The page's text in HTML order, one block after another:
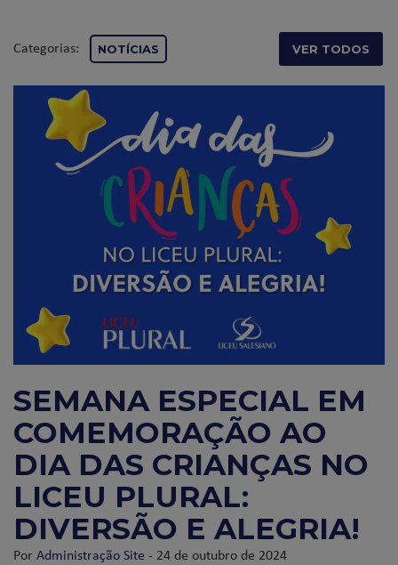
Categorias: NOTÍCIAS VER TODOS
SEMANA ESPECIAL EM
COMEMORAÇÃO AO
DIA DAS CRIANÇAS NO
LICEU PLURAL:
DIVERSÃO E ALEGRIA!
PorAdministração Site - 24 de outubro de 2024